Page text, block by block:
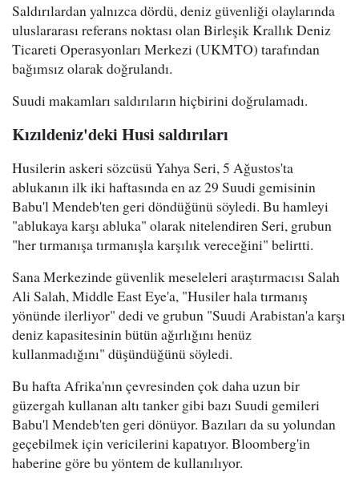
Saldırılardan yalnızca dördü, deniz güvenliği olaylarında
uluslararası referans noktası olan Birleşik Krallık Deniz
Ticareti Operasyonları Merkezi (UKMTO) tarafından
bağımsız olarak doğrulandı.
Suudi makamları saldırıların hiçbirini doğrulamadı.
Kızıldeniz'deki Husi saldırıları
Husilerin askeri sözcüsü Yahya Seri, 5 Ağustos'ta
ablukanın ilk iki haftasında en az 29 Suudi gemisinin
Babu'l Mendeb'ten geri döndüğünü söyledi. Bu hamleyi
"ablukaya karşı abluka" olarak nitelendiren Seri, grubun
"her tırmanışa tırmanışla karşılık vereceğini" belirtti.
Sana Merkezinde güvenlik meseleleri araştırmacısı Salah
Ali Salah, Middle East Eye'a, "Husiler hala tırmanış
yönünde ilerliyor" dedi ve grubun "Suudi Arabistan'a karşı
deniz kapasitesinin bütün ağırlığını henüz
kullanmadığını" düşündüğünü söyledi.
Bu hafta Afrika'nın çevresinden çok daha uzun bir
güzergah kullanan altı tanker gibi bazı Suudi gemileri
Babu'l Mendeb'ten geri dönüyor. Bazıları da su yolundan
geçebilmek için vericilerini kapatıyor. Bloomberg'in
haberine göre bu yöntem de kullanılıyor.